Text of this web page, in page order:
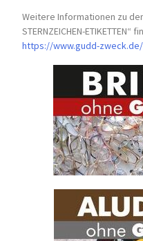
Weitere Informationen zu
STERNZEICHEN-ETIKETTEN“
https://www.gudd-